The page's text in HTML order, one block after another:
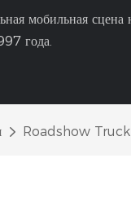
мобильная
года.
Roadshow Truck